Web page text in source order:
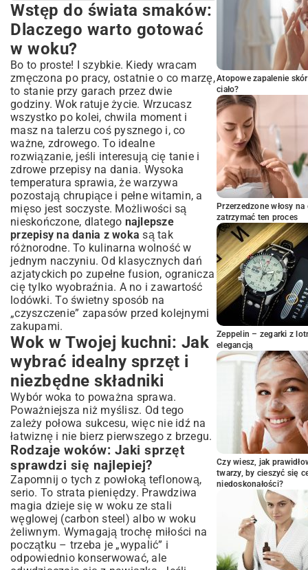
Wstęp do świata smaków: Dlaczego
warto gotować w woku?
Wok w Twojej kuchni: Jak wybrać
idealny sprzęt i niezbędne składniki
Rodzaje woków: Jaki sprzęt sprawdzi się
najlepiej?
Podstawowe składniki azjatyckiej spiżarni
Technika gotowania w woku: Sekrety
perfekcyjnego stir-fry
Opanuj sztukę szybkiego smażenia
Jak osiągnąć idealną chrupkość warzyw i
mięsa?
Najlepsze przepisy na dania z woka:
Kulinarna podróż po Azji
Szybkie i zdrowe dania z kurczakiem w
woku
Wegetariańskie i wegańskie inspiracje:
Warzywa w woku
Egzotyczne smaki: Owoce morza w woku
Soczysta wołowina w woku: Przepisy dla
mięsożerców
Dodatki i sosy: Wzbogać smak swoich
potraw z woka
Idealne towarzystwo: Ryż, makaron i
sałatki
Jak przygotować domowe sosy
azjatyckie?
Podsumowanie: Twoja przygoda z
wokiem właśnie się zaczyna
Wstęp do świata smaków:
Dlaczego warto gotować
w woku?
Bo to proste! I szybkie. Kiedy wracam
zmęczona po pracy, ostatnie o co marzę,
to stanie przy garach przez dwie
godziny. Wok ratuje życie. Wrzucasz
wszystko po kolei, chwila moment i
masz na talerzu coś pysznego i, co
ważne, zdrowego. To idealne
rozwiązanie, jeśli interesują cię tanie i
zdrowe przepisy na dania. Wysoka
temperatura sprawia, że warzywa
pozostają chrupiące i pełne witamin, a
mięso jest soczyste. Możliwości są
nieskończone, dlatego najlepsze
przepisy na dania z woka są tak
różnorodne. To kulinarna wolność w
jednym naczyniu. Od klasycznych dań
azjatyckich po zupełne fusion, ogranicza
cię tylko wyobraźnia. A no i zawartość
lodówki. To świetny sposób na
„czyszczenie” zapasów przed kolejnymi
zakupami.
Wok w Twojej kuchni: Jak
wybrać idealny sprzęt i
niezbędne składniki
Wybór woka to poważna sprawa.
Poważniejsza niż myślisz. Od tego
zależy połowa sukcesu, więc nie idź na
łatwiznę i nie bierz pierwszego z brzegu.
Rodzaje woków: Jaki sprzęt
sprawdzi się najlepiej?
Zapomnij o tych z powłoką teflonową,
serio. To strata pieniędzy. Prawdziwa
magia dzieje się w woku ze stali
węglowej (carbon steel) albo w woku
żeliwnym. Wymagają trochę miłości na
początku – trzeba je „wypalić” i
odpowiednio konserwować, ale
Atopowe zapalenie
ciało?
Przerzedzone włosy
zatrzymać ten proces
Zeppelin – zegarki z
elegancją
Czy wiesz, jak
twarzy, by cieszyć się
niedoskonałości?